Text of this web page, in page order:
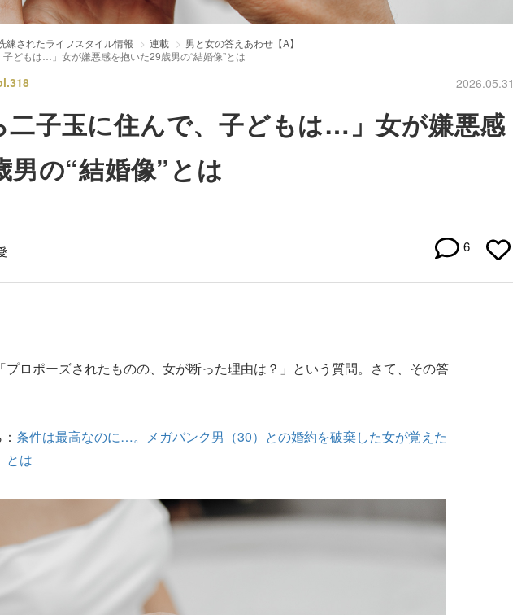
練されたライフスタイル情報 連載
男と女の答えあわせ【A】
子どもは…」女が嫌悪感を抱いた29歳男の“結婚像”とは
2026.05.31
二子玉に住んで、子どもは…」女が嫌悪感
男の“結婚像”とは
6
プロポーズされたものの、女が断った理由は？」という質問。さて、その答
条件は最高なのに…。メガバンク男（30）との婚約を破棄した女が覚えた
とは